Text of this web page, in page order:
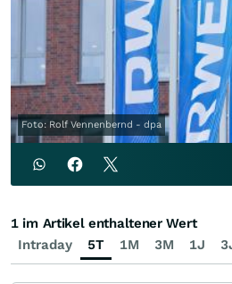
Foto: Rolf Vennenbernd - dpa
Intraday 5T 1M 3M 1J
1 im Artikel enthaltener Wert